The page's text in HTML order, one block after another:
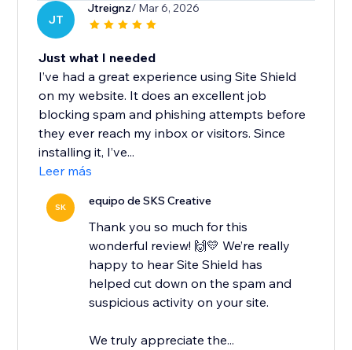
JT
Jtreignz/ Mar 6, 2026
Just what I needed
I’ve had a great experience using Site Shield
on my website. It does an excellent job
blocking spam and phishing attempts before
they ever reach my inbox or visitors. Since
installing it, I’ve...
Leer más
SK equipo de SKS Creative
Thank you so much for this
wonderful review! 🙌💛 We’re really
happy to hear Site Shield has
helped cut down on the spam and
suspicious activity on your site.
We truly appreciate the...